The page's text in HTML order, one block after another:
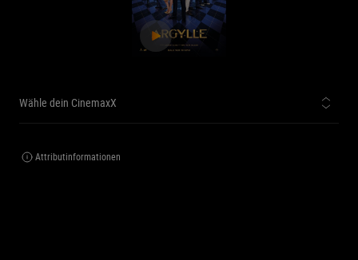
Wähle dein CinemaxX
Attributinformationen